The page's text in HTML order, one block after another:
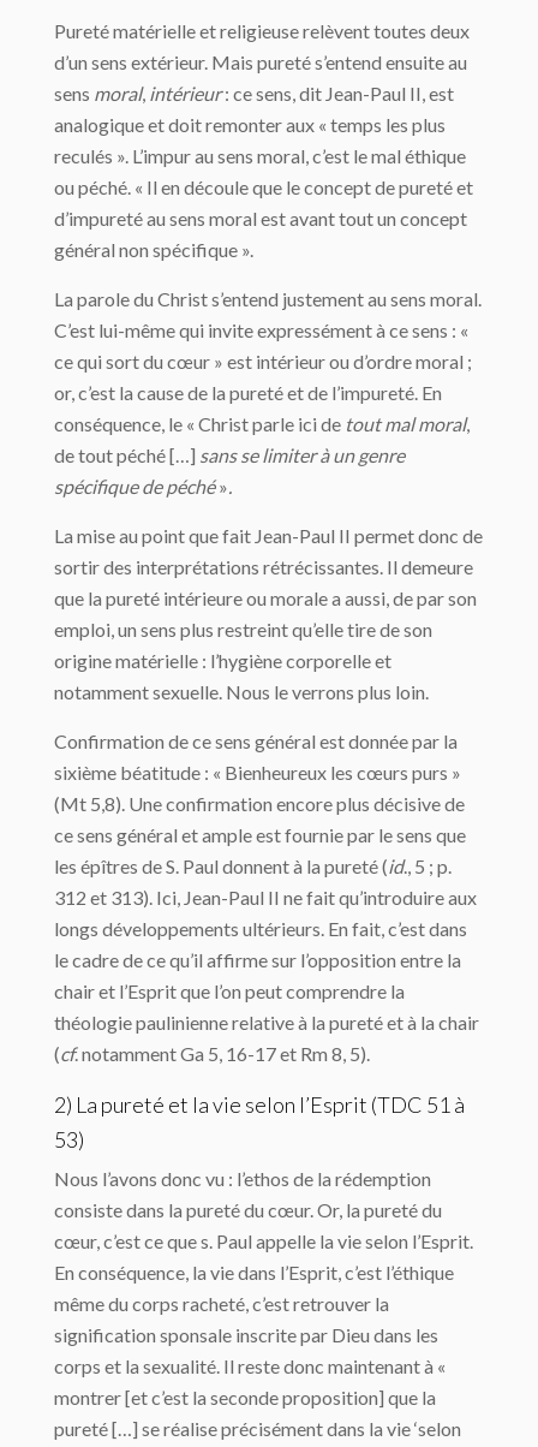
Pureté matérielle et religieuse relèvent toutes deux
d’un sens extérieur. Mais pureté s’entend ensuite au
sens moral, intérieur: ce sens, dit Jean-Paul II, est
analogique et doit remonter aux « temps les plus
reculés ». L’impur au sens moral, c’est le mal éthique
ou péché. « Il en découle que le concept de pureté et
d’impureté au sens moral est avant tout un concept
général non spécifique ».
La parole du Christ s’entend justement au sens moral.
C’est lui-même qui invite expressément à ce sens : «
ce qui sort du cœur » est intérieur ou d’ordre moral ;
or, c’est la cause de la pureté et de l’impureté. En
conséquence, le « Christ parle ici de tout mal moral,
de tout péché […] sans se limiter à un genre
spécifique de péché».
La mise au point que fait Jean-Paul II permet donc de
sortir des interprétations rétrécissantes. Il demeure
que la pureté intérieure ou morale a aussi, de par son
emploi, un sens plus restreint qu’elle tire de son
origine matérielle : l’hygiène corporelle et
notamment sexuelle. Nous le verrons plus loin.
Confirmation de ce sens général est donnée par la
sixième béatitude : « Bienheureux les cœurs purs »
(Mt 5,8). Une confirmation encore plus décisive de
ce sens général et ample est fournie par le sens que
les épîtres de S. Paul donnent à la pureté (id., 5 ; p.
312 et 313). Ici, Jean-Paul II ne fait qu’introduire aux
longs développements ultérieurs. En fait, c’est dans
le cadre de ce qu’il affirme sur l’opposition entre la
chair et l’Esprit que l’on peut comprendre la
théologie paulinienne relative à la pureté et à la chair
(cf. notamment Ga 5, 16-17 et Rm 8, 5).
2) La pureté et la vie selon l’Esprit (TDC 51 à
53)
Nous l’avons donc vu : l’ethos de la rédemption
consiste dans la pureté du cœur. Or, la pureté du
cœur, c’est ce que s. Paul appelle la vie selon l’Esprit.
En conséquence, la vie dans l’Esprit, c’est l’éthique
même du corps racheté, c’est retrouver la
signification sponsale inscrite par Dieu dans les
corps et la sexualité. Il reste donc maintenant à «
montrer [et c’est la seconde proposition] que la
pureté […] se réalise précisément dans la vie ‘selon